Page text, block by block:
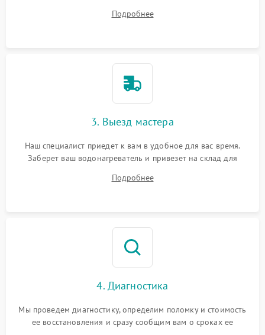
Подробнее
3. Выезд мастера
Наш специалист приедет к вам в удобное для вас время.
Заберет ваш водонагреватель и привезет на склад для
Подробнее
4. Диагностика
Мы проведем диагностику, определим поломку и стоимость
ее восстановления и сразу сообщим вам о сроках ее